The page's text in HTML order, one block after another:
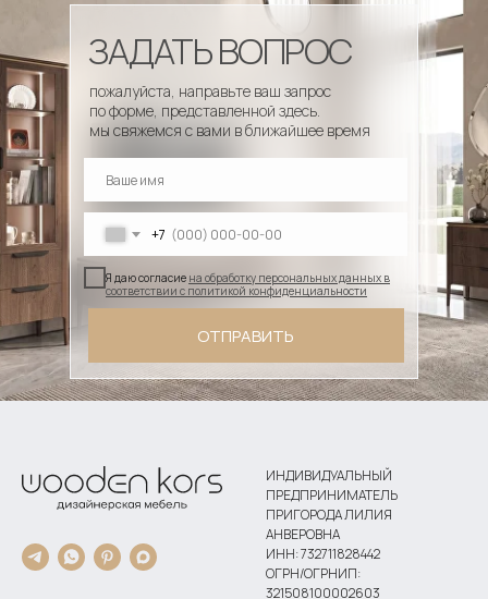
+7
Я даю согласие на обработку персональных данных в
соответствии с политикой конфиденциальности
ОТПРАВИТЬ
пожалуйста, направьте ваш запрос
по форме, представленной здесь.
мы свяжемся с вами в ближайшее время
ЗАДАТЬ ВОПРОС
ИНДИВИДУАЛЬНЫЙ
ПРЕДПРИНИМАТЕЛЬ
ПРИГОРОДА ЛИЛИЯ
АНВЕРОВНА
ИНН: 732711828442
ОГРН/ОГРНИП:
321508100002603